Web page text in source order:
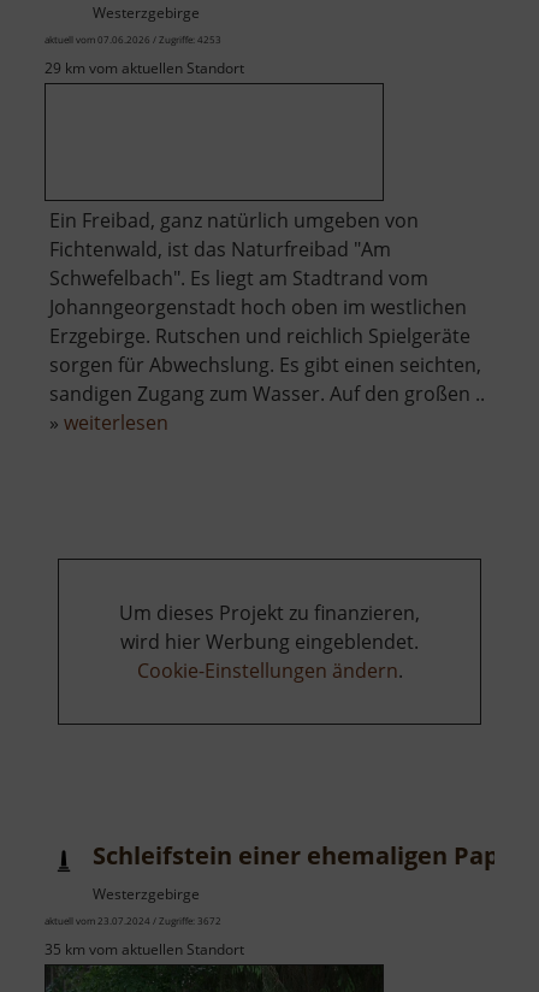
Westerzgebirge
aktuell vom 07.06.2026 / Zugriffe: 4253
29 km vom aktuellen Standort
Ein Freibad, ganz natürlich umgeben von
Fichtenwald, ist das Naturfreibad "Am
Schwefelbach". Es liegt am Stadtrand vom
Johanngeorgenstadt hoch oben im westlichen
Erzgebirge. Rutschen und reichlich Spielgeräte
sorgen für Abwechslung. Es gibt einen seichten,
sandigen Zugang zum Wasser. Auf den großen ..
» weiterlesen
Um dieses Projekt zu finanzieren,
wird hier Werbung eingeblendet.
Cookie-Einstellungen ändern.
Schleifstein einer ehemaligen
Westerzgebirge
aktuell vom 23.07.2024 / Zugriffe: 3672
35 km vom aktuellen Standort